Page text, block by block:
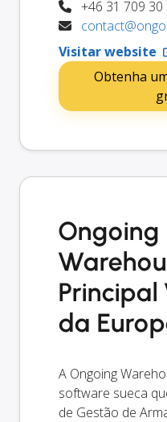
+46 31 709 30
Visitar website
Obtenha
Ongoing
Principal
da
A Ongoing
software sueca
de Gestão de